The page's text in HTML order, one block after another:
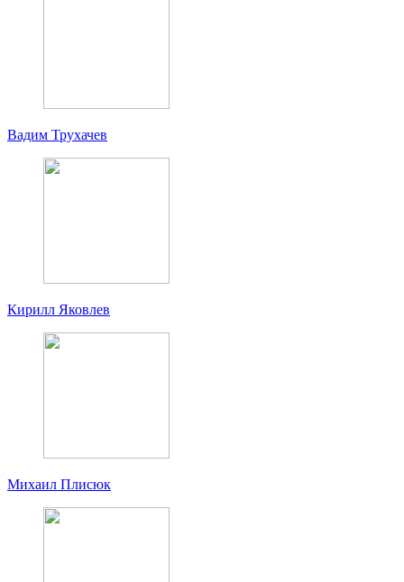
Вадим Трухачев
Кирилл Яковлев
Михаил Плисюк